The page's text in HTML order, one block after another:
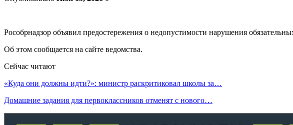
Рособрнадзор объявил предостережения о недопустимости нарушения
Об этом сообщается на сайте ведомства.
Сейчас читают
«Куда они должны идти?»: министр раскритиковал школы за…
Домашние задания для первоклассников отменят с нового…